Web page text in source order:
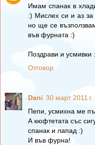
Имам спанак в
:) Мислех си и аз
но ще се
във фурната :)
Поздрави и усмивки
Отговор
Dani 30 март 2011 г.
Пепи, усмихна ме
А кюфтетата със
спанак и лапад :)
И във фурна!